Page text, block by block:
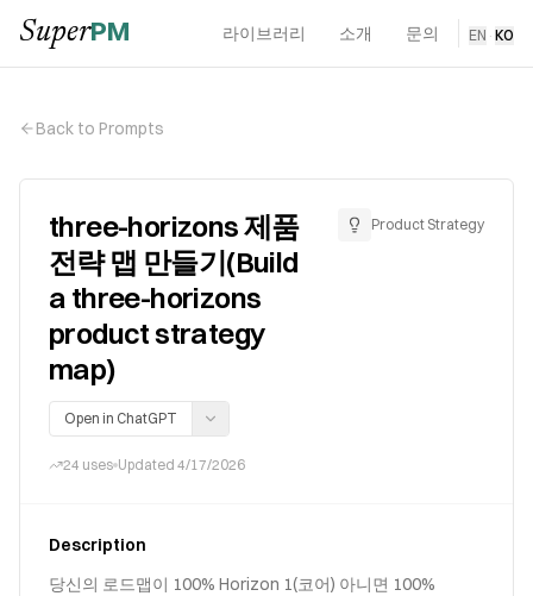
SuperPM 라이브러리 소개 문의 EN · KO
Back to Prompts
three-horizons 제품
전략 맵 만들기(Build
a three-horizons
product strategy
map)
Open in ChatGPT
Product Strategy
24 uses Updated 4/17/2026
Description
당신의 로드맵이 100% Horizon 1(코어) 아니면 100%